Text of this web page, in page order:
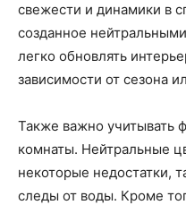
свежести и динамики в
созданное
легко обновлять
зависимости от сезона
Также важно учитывать
комнаты. Нейтральные
некоторые недостатки,
следы от воды. Кроме